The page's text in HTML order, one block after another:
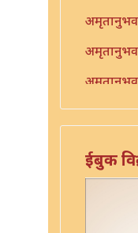
अमृतानुभव
ईबुक